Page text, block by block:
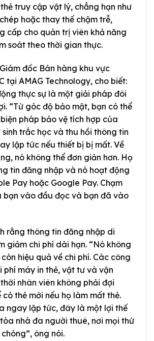
truy cập vật lý, chẳng hạn như
hoặc thay thế chậm trễ,
cấp cho quản trị viên khả năng
soát theo thời gian thực.
đốc Bán hàng khu vực
tại AMAG Technology, cho biết:
thực sự là một giải pháp đôi
“Từ góc độ bảo mật, bạn có thể
pháp bảo vệ tích hợp của
sinh trắc học và thu hồi thông tin
lập tức nếu thiết bị bị mất. Về
nó không thể đơn giản hơn. Họ
tin đăng nhập và nó hoạt động
Pay hoặc Google Pay. Chạm
bạn vào đầu đọc và bạn đã vào
rằng thông tin đăng nhập di
giảm chi phí dài hạn. “Nó không
hiệu quả về chi phí. Các công
phí máy in thẻ, vật tư và vận
nhân viên không phải đợi
có thẻ mới nếu họ làm mất thẻ.
ngay lập tức, đây là một lợi thế
nhà đa người thuê, nơi mọi thứ
ông nói.